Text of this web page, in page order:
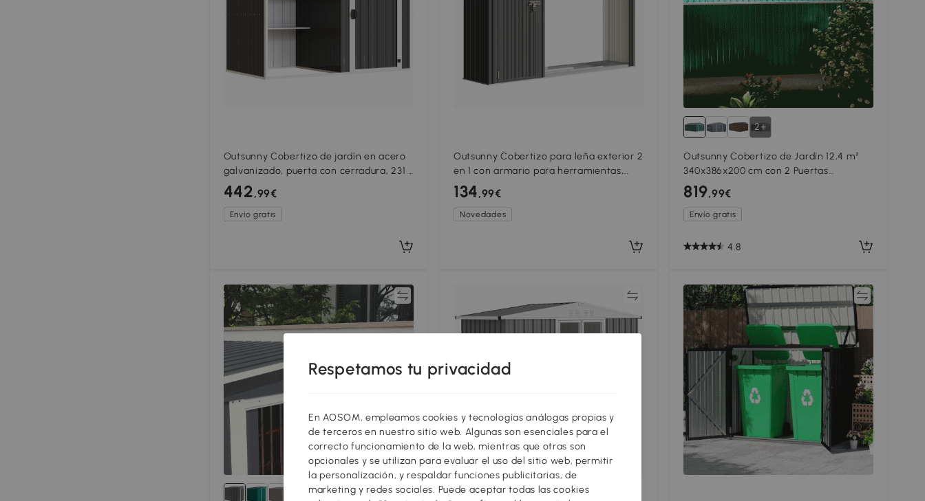
Outsunny Cobertizo de jardín en acero
galvanizado, puerta con cerradura, 231 x
125 x 162 cm, gris
442,99€
Envío gratis
Outsunny Cobertizo para leña exterior 2
en 1 con armario para herramientas,
1,26 m², 235x67x149 cm, Gris oscuro
134,99€
Novedades
2+
Outsunny Cobertizo de Jardín 12,4 m²
340x386x200 cm con 2 Puertas
Corredizas Base Refuerzo (Suelo NO
Incluido) Verde
819,99€
Envío gratis
4.8
Comparar Comparar
Respetamos tu privacidad
En AOSOM, empleamos cookies y tecnologías análogas propias y
de terceros en nuestro sitio web. Algunas son esenciales para el
correcto funcionamiento de la web, mientras que otras son
opcionales y se utilizan para evaluar el uso del sitio web, permitir
la personalización, y respaldar funciones publicitarias, de
marketing y redes sociales. Puede aceptar todas las cookies